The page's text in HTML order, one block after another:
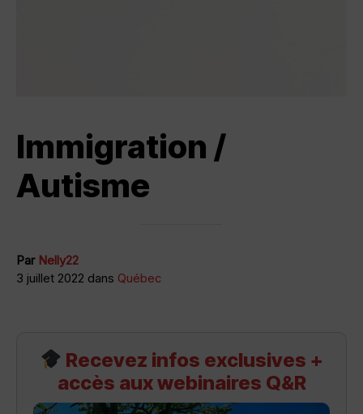
Immigration /
Autisme
Par Nelly22
3 juillet 2022 dans Québec
Recevez infos exclusives +
accès aux webinaires Q&R